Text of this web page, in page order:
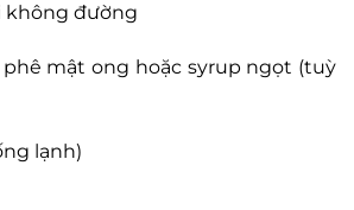
không đường
phê mật ong hoặc syrup ngọt (tuỳ
lạnh)